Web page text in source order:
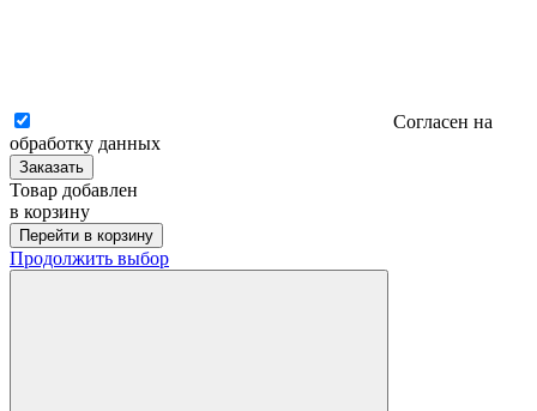
Согласен на
обработку данных
Заказать
Товар добавлен
в корзину
Перейти в корзину
Продолжить выбор